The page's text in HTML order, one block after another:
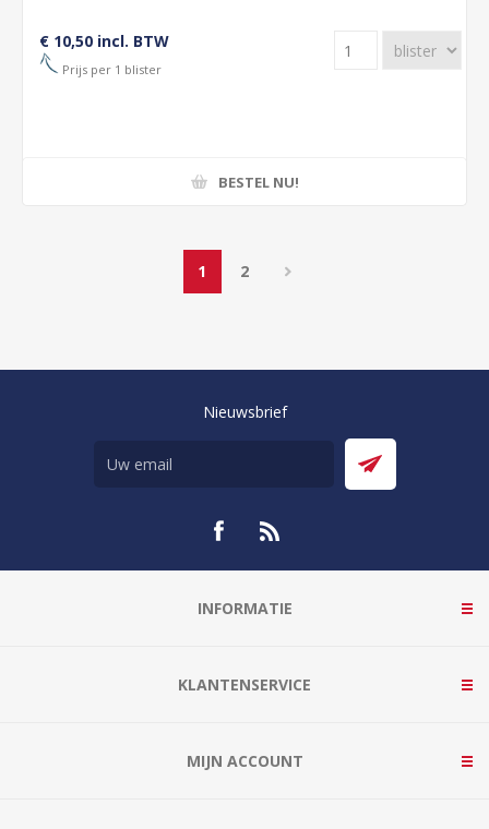
€ 10,50 incl. BTW
Prijs per 1 blister
BESTEL NU!
1 2
Nieuwsbrief
INFORMATIE
KLANTENSERVICE
MIJN ACCOUNT